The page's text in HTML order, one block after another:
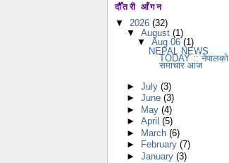
दौँतरी आँगन
▼ 2026 (32)
▼ August (1)
▼Aug 06(1)
NEPAL NEWS
TODAY :: नेपालको
समाचार आज
► July (3)
► June (3)
► May (4)
► April (5)
► March (6)
►
February (7)
► January (3)